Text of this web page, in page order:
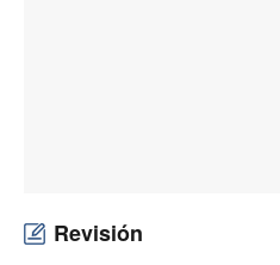
Revisión